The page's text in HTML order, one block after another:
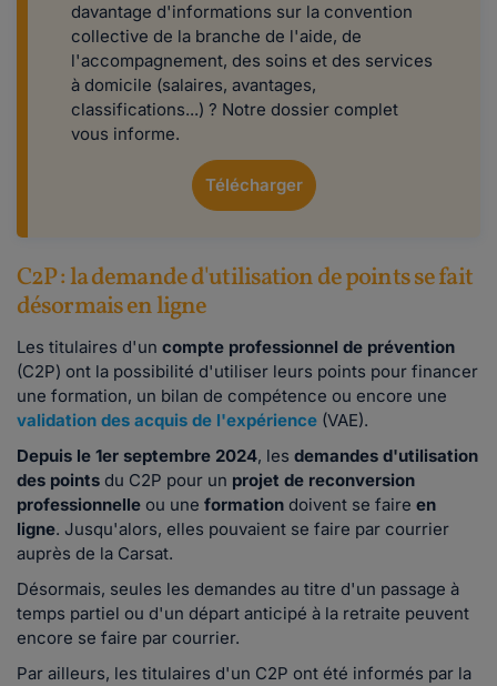
davantage d'informations sur la convention
collective de la branche de l'aide, de
l'accompagnement, des soins et des services
à domicile (salaires, avantages,
classifications...) ? Notre dossier complet
vous informe.
Télécharger
C2P : la demande d'utilisation de points se fait
désormais en ligne
Les titulaires d'un compte professionnel de prévention
(C2P) ont la possibilité d'utiliser leurs points pour financer
une formation, un bilan de compétence ou encore une
validation des acquis de l'expérience (VAE).
Depuis le 1er septembre 2024, les demandes d'utilisation
des points du C2P pour un projet de reconversion
professionnelle ou une formation doivent se faire en
ligne. Jusqu'alors, elles pouvaient se faire par courrier
auprès de la Carsat.
Désormais, seules les demandes au titre d'un passage à
temps partiel ou d'un départ anticipé à la retraite peuvent
encore se faire par courrier.
Par ailleurs, les titulaires d'un C2P ont été informés par la